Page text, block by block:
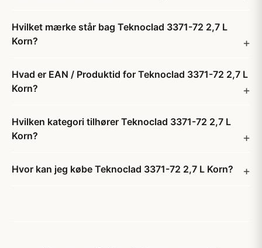
Hvilket mærke står bag Teknoclad 3371-72 2,7 L
Korn?
Hvad er EAN / Produktid for Teknoclad 3371-72 2,7 L
Korn?
Hvilken kategori tilhører Teknoclad 3371-72 2,7 L
Korn?
Hvor kan jeg købe Teknoclad 3371-72 2,7 L Korn?